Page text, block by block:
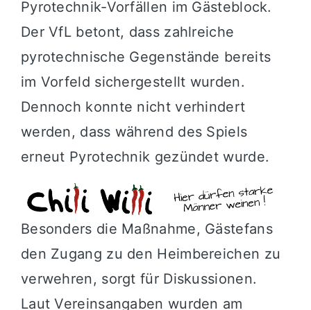
Pyrotechnik-Vorfällen im Gästeblock.
Der VfL betont, dass zahlreiche
pyrotechnische Gegenstände bereits
im Vorfeld sichergestellt wurden.
Dennoch konnte nicht verhindert
werden, dass während des Spiels
erneut Pyrotechnik gezündet wurde.
Besonders die Maßnahme, Gästefans
den Zugang zu den Heimbereichen zu
verwehren, sorgt für Diskussionen.
Laut Vereinsangaben wurden am